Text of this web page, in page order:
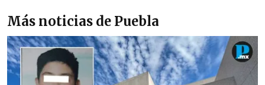
Más noticias de Puebla